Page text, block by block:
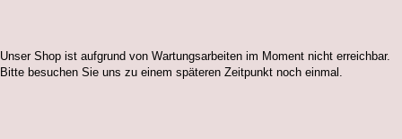
Unser Shop ist aufgrund von Wartungsarbeiten im Moment nicht erreichbar.
Bitte besuchen Sie uns zu einem späteren Zeitpunkt noch einmal.